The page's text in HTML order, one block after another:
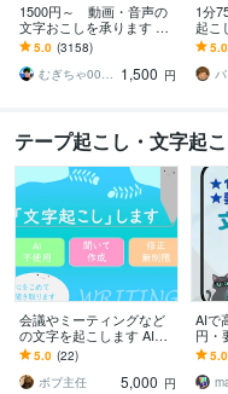
1500円～ 動画・音声の
文字おこしを承ります ご
要望には可能な限り対応
いたします
5.0 (3158)
むぎちゃ0012 作業代行・総合サポート 1,500 円
1分
起こ
オン
演者
代行
5.0
テープ起こし・文字起
会議やミーティングなど
の文字を起こします AI等
使わず、一言ずつ聞き取
り文字を起こし、形にし
ていきます
5.0 (22)
ボブ主任
5,000 円
AIで
円・
+ 人
体+
成！
5.0